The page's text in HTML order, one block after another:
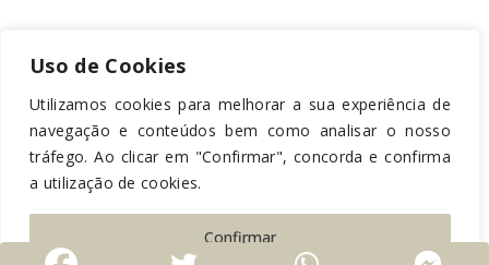
Uso de Cookies
Utilizamos cookies para melhorar a sua experiência de
navegação e conteúdos bem como analisar o nosso
tráfego. Ao clicar em "Confirmar", concorda e confirma
a utilização de cookies.
Confirmar
Livro de Reclamações
Proteção de Dados
© Dental Care Clinic 2019 | Desenvolvido porRBB Branding